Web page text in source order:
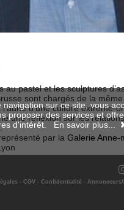
au pastel et les sculptures
sont chargés de la
d’une culture extrême-
une réflexion sur les
par la Galerie Anne-
- CGV - Confidentialité -
navigation sur ce site, vous
proposer des services et
d'intérêt. En savoir plus...